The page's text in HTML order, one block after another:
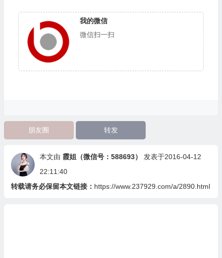
我的微信
微信扫一扫
朋友圈 转发
本文由 霞姐（微信号：588693）
发表于2016-04-12
22:11:40
转载请务必保留本文链接： https://www.237929.com/a/2890.html